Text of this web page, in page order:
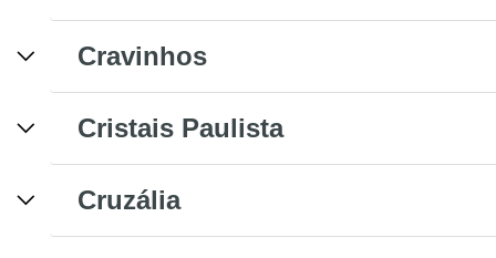
Cravinhos
Cristais Paulista
Cruzália